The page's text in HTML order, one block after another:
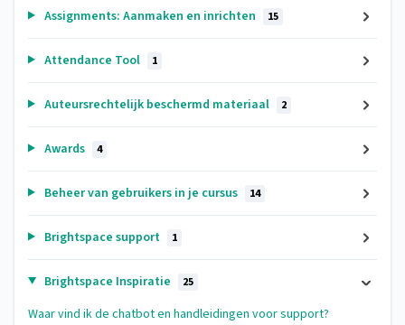
Assignments: Aanmaken en inrichten 15
Attendance Tool 1
Auteursrechtelijk beschermd materiaal 2
Awards 4
Beheer van gebruikers in je cursus 14
Brightspace support 1
Brightspace Inspiratie 25
Waar vind ik de chatbot en handleidingen voor support?